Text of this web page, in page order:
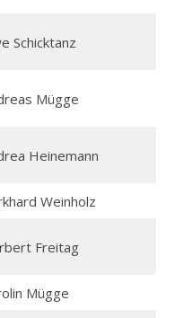
Schicktanz
Mügge
Heinemann
Weinholz
Freitag
Mügge